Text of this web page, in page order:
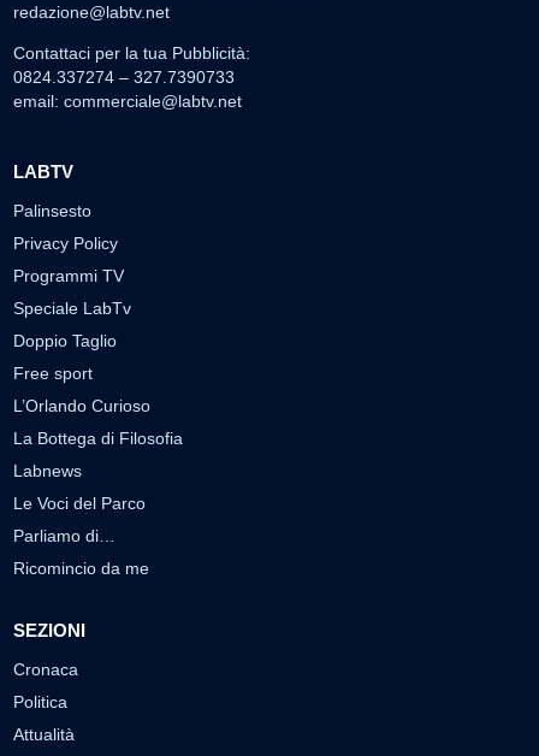
redazione@labtv.net
Contattaci per la tua Pubblicità:
0824.337274 – 327.7390733
email: commerciale@labtv.net
LABTV
Palinsesto
Privacy Policy
Programmi TV
Speciale LabTv
Doppio Taglio
Free sport
L’Orlando Curioso
La Bottega di Filosofia
Labnews
Le Voci del Parco
Parliamo di…
Ricomincio da me
SEZIONI
Cronaca
Politica
Attualità